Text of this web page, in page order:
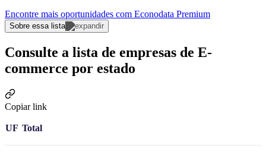
Encontre mais oportunidades com Econodata Premium
Sobre essa lista
Consulte a lista de empresas de E-
commerce por estado
Copiar link
UF Total